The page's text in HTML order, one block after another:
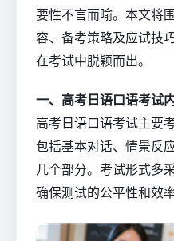
要性不言而喻。本文将
容、备考策略及应试技
在考试中脱颖而出。
一、高考日语口语考试
高考日语口语考试主要
包括基本对话、情景反
几个部分。考试形式多
确保测试的公平性和效率